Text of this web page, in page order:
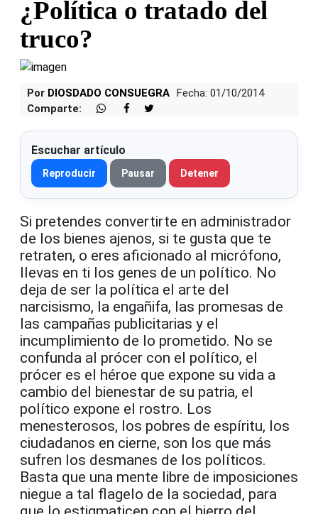
¿Política o tratado del
truco?
Por DIOSDADO CONSUEGRA
Fecha: 01/10/2014
Comparte:
Escuchar artículo
Reproducir Pausar Detener
Si pretendes convertirte en administrador
de los bienes ajenos, si te gusta que te
retraten, o eres aficionado al micrófono,
llevas en ti los genes de un político. No
deja de ser la política el arte del
narcisismo, la engañifa, las promesas de
las campañas publicitarias y el
incumplimiento de lo prometido. No se
confunda al prócer con el político, el
prócer es el héroe que expone su vida a
cambio del bienestar de su patria, el
político expone el rostro. Los
menesterosos, los pobres de espíritu, los
ciudadanos en cierne, son los que más
sufren los desmanes de los políticos.
Basta que una mente libre de imposiciones
niegue a tal flagelo de la sociedad, para